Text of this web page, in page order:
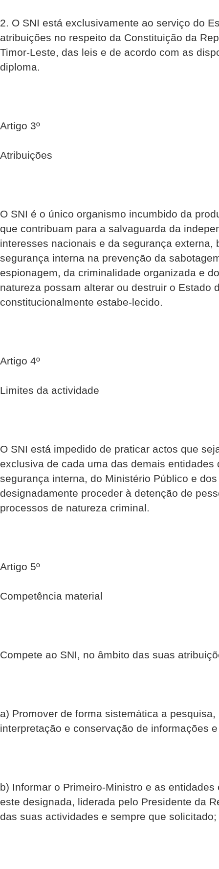
2. O SNI está exclusivamente ao serviço do
atribuições no respeito da Constituição da
Timor-Leste, das leis e de acordo com as
diploma.
Artigo 3º
Atribuições
O SNI é o único organismo incumbido da
que contribuam para a salvaguarda da
interesses nacionais e da segurança externa,
segurança interna na prevenção da
espionagem, da criminalidade organizada e
natureza possam alterar ou destruir o Estado
constitucionalmente estabe-lecido.
Artigo 4º
Limites da actividade
O SNI está impedido de praticar actos que
exclusiva de cada uma das demais entidades
segurança interna, do Ministério Público e
designadamente proceder à detenção de
processos de natureza criminal.
Artigo 5º
Competência material
Compete ao SNI, no âmbito das suas
a) Promover de forma sistemática a
interpretação e conservação de informações
b) Informar o Primeiro-Ministro e as
este designada, liderada pelo Presidente da
das suas actividades e sempre que solicitado;